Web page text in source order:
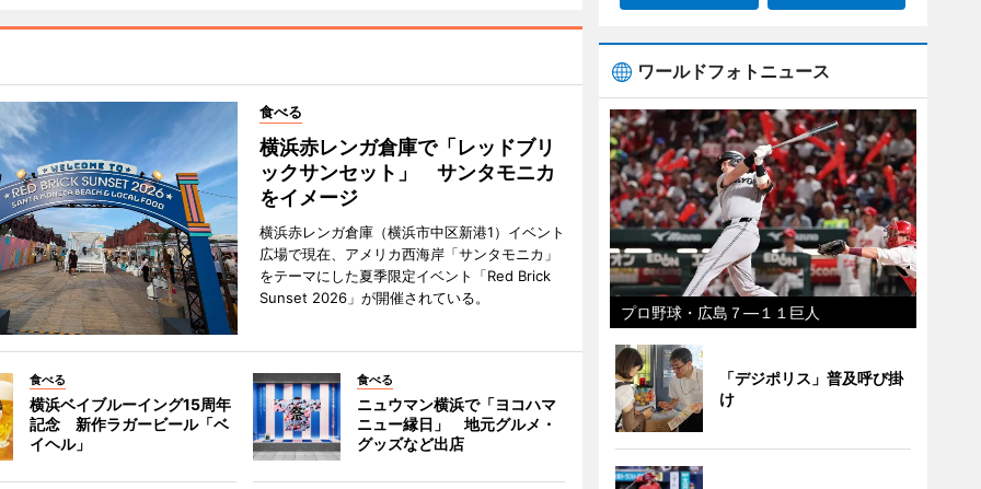
食べる
横浜赤レンガ倉庫で「レッドブリ
ックサンセット」 サンタモニカ
をイメージ
横浜赤レンガ倉庫（横浜市中区新港1）イベント
広場で現在、アメリカ西海岸「サンタモニカ」
をテーマにした夏季限定イベント「Red Brick
Sunset 2026」が開催されている。
食べる
横浜ベイブルーイング15周年
記念 新作ラガービール「ベ
イヘル」
食べる
ニュウマン横浜で「ヨコハマ
ニュー縁日」 地元グルメ・
グッズなど出店
ワールドフォトニュース
プロ野球・広島７―１１巨人
「デジポリス」普及呼び掛
け